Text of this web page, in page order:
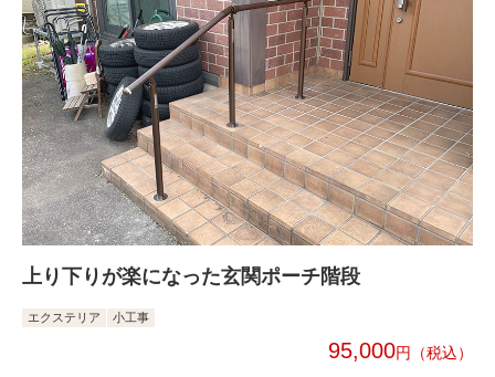
上り下りが楽になった玄関ポーチ階段
エクステリア 小工事
95,000円